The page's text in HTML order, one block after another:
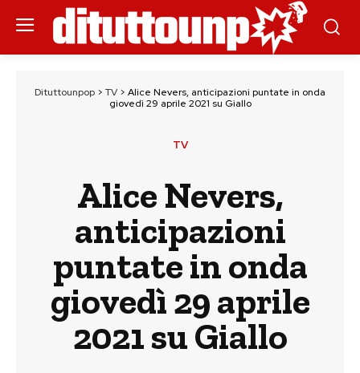
Dituttounpop > TV > Alice Nevers, anticipazioni puntate in onda
giovedì 29 aprile 2021 su Giallo
TV
Alice Nevers,
anticipazioni
puntate in onda
giovedì 29 aprile
2021 su Giallo